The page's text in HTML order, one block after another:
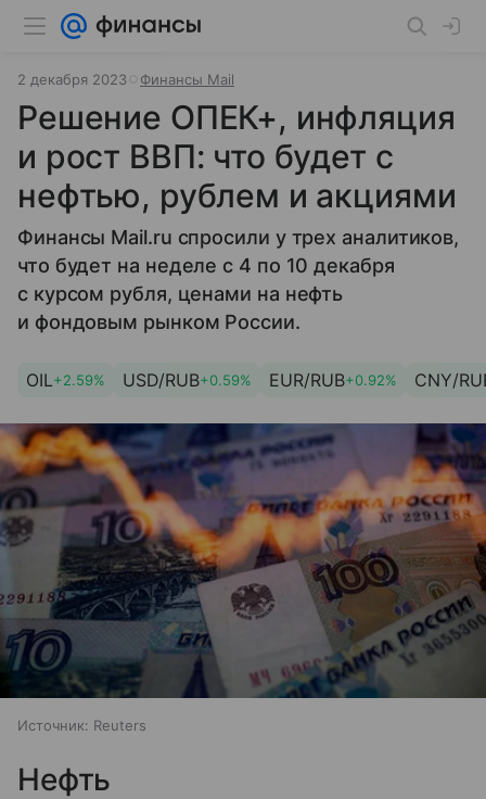
2 декабря 2023 Финансы Mail
Решение ОПЕК+, инфляция
и рост ВВП: что будет с
нефтью, рублем и акциями
Финансы Mail.ru спросили у трех аналитиков,
что будет на неделе с 4 по 10 декабря
с курсом рубля, ценами на нефть
и фондовым рынком России.
OIL+2.59% USD/RUB+0.59% EUR/RUB+0.92% CNY/
Источник: Reuters
Нефть